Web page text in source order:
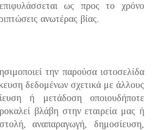
ως προς το χρόνο
ανωτέρας βίας.
την παρούσα ιστοσελίδα
δεδομένων σχετικά με άλλους
ή μετάδοση οποιουδήποτε
βλάβη στην εταιρεία μας ή
αναπαραγωγή, δημοσίευση,